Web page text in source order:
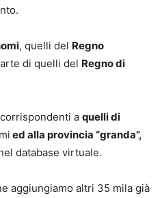
, quelli del Regno
di quelli del Regno di
a quelli di
ed alla provincia “granda”,
database virtuale.
aggiungiamo altri 35 mila già